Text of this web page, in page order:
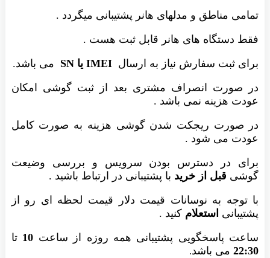
تمامی مناطق و مدلهای هانر پشتیبانی میگردد .
فقط دستگاه های هانر قابل ثبت هست .
برای ثبت سفارش نیاز به ارسال IMEI یا SN
می باشد.
در صورت انصراف مشتری بعد از ثبت گوشی امکان
عودت هزینه نمی باشد .
در صورت ریجکت شدن گوشی هزینه به صورت کامل
عودت می شود .
برای در دسترس بودن سرویس و بررسی وضیعت
گوشی قبل از خرید با پشتیبانی در ارتباط باشید .
با توجه به نوسانات قیمت دلار قیمت لحظه ای رو از
پشتیبانی استعلام کنید .
ساعت پاسخگویی پشتیبانی همه روزه از ساعت 10 تا
22:30می باشد.